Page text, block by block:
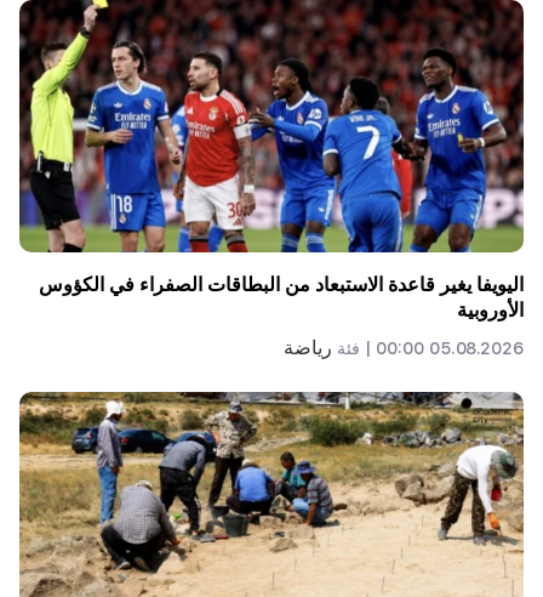
اليويفا يغير قاعدة الاستبعاد من البطاقات الصفراء في الكؤوس
الأوروبية
05.08.2026 00:00 | فئة رياضة